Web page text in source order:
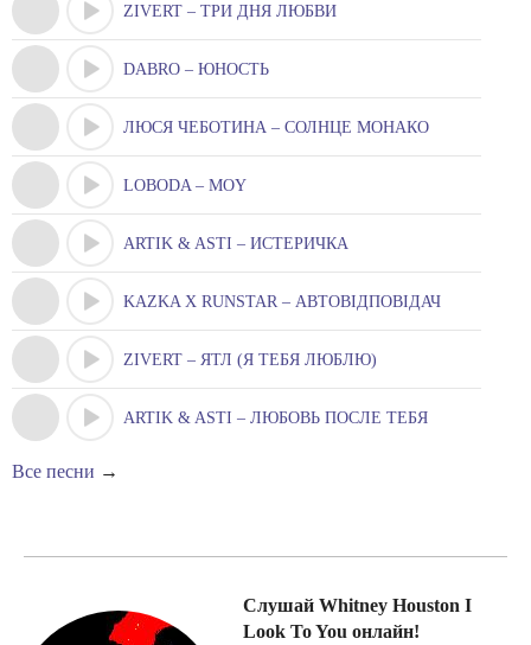
ZIVERT – ТРИ ДНЯ ЛЮБВИ
DABRO – ЮНОСТЬ
ЛЮСЯ ЧЕБОТИНА – СОЛНЦЕ МОНАКО
LOBODA – MOY
ARTIK & ASTI – ИСТЕРИЧКА
KAZKA X RUNSTAR – АВТОВІДПОВІДАЧ
ZIVERT – ЯТЛ (Я ТЕБЯ ЛЮБЛЮ)
ARTIK & ASTI – ЛЮБОВЬ ПОСЛЕ ТЕБЯ
Все песни →
Слушай Whitney Houston I
Look To You онлайн!